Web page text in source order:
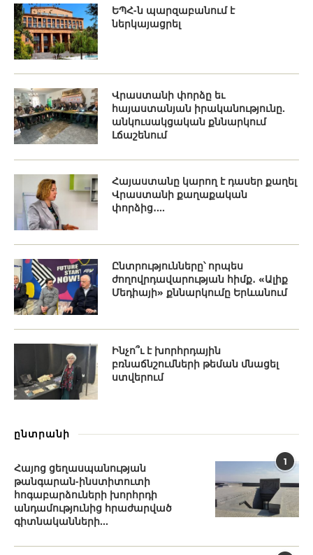
ԵՊՀ-ն պարզաբանում է
ներկայացրել
Վրաստանի փորձը եւ
հայաստանյան իրականությունը.
անկուսակցական քննարկում
Լճաշենում
Հայաստանը կարող է դասեր քաղել
Վրաստանի քաղաքական
փորձից․...
Ընտրությունները՝ որպես
ժողովրդավարության հիմք․ «Ալիք
Մեդիայի» քննարկումը Երևանում
Ինչո՞ւ է խորհրդային
բռնաճնշումների թեման մնացել
ստվերում
ընտրանի
1
Հայոց ցեղասպանության
թանգարան-ինստիտուտի
հոգաբարձուների խորհրդի
անդամությունից հրաժարված
գիտնականների...